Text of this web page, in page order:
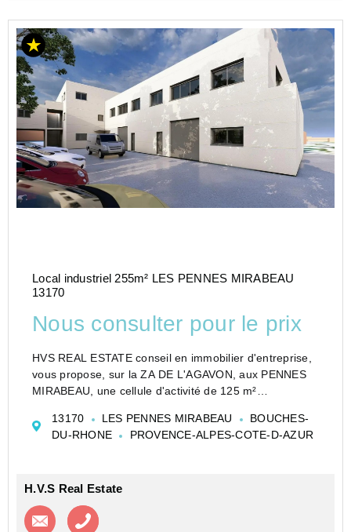
Local industriel 255m² LES PENNES MIRABEAU
13170
Nous consulter pour le prix
HVS REAL ESTATE conseil en immobilier d'entreprise,
vous propose, sur la ZA DE L'AGAVON, aux PENNES
MIRABEAU, une cellule d'activité de 125 m²
L'ensemble immobilier est neuf.
2 places de parki...
13170 LES PENNES MIRABEAU
BOUCHES-
DU-RHONE
PROVENCE-ALPES-COTE-D-AZUR
H.V.S Real Estate
Contacter l'agence